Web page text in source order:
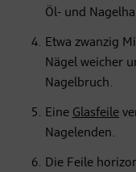
Öl- und
Etwa zwanzig
Nägel weicher
Nagelbruch.
Eine Glasfeile
Nagelenden.
Die Feile